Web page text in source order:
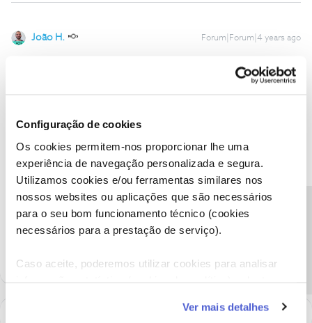
Configuração de cookies
Os cookies permitem-nos proporcionar lhe uma
experiência de navegação personalizada e segura.
Utilizamos cookies e/ou ferramentas similares nos
nossos websites ou aplicações que são necessários
para o seu bom funcionamento técnico (cookies
necessários para a prestação de serviço).
Caso aceite, poderemos utilizar cookies para analisar
funcionalidades (cookies de personalização e
Ver mais detalhes
João H. Forum|Forum|4 years ago
Agradecemos a sua mensagem. Lamentamos o inconveniente,
Envie-nos, por favor, uma mensagem privada para o perfil
@Fórum acompanhada do seu número de cliente.
Obrigado
Ajude a comunidade a encontrar informação relevante. Marque
como "Melhor Resposta" e faça "Like" nos melhores comentários.
Siga os perfis da moderação, através da opção "Seguir", para estar
sempre a par das ultimas novidades.